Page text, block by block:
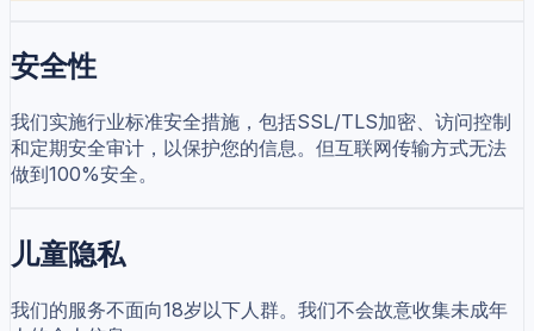
安全性
我们实施行业标准安全措施，包括SSL/TLS加密、访问控制
和定期安全审计，以保护您的信息。但互联网传输方式无法
做到100%安全。
儿童隐私
我们的服务不面向18岁以下人群。我们不会故意收集未成年